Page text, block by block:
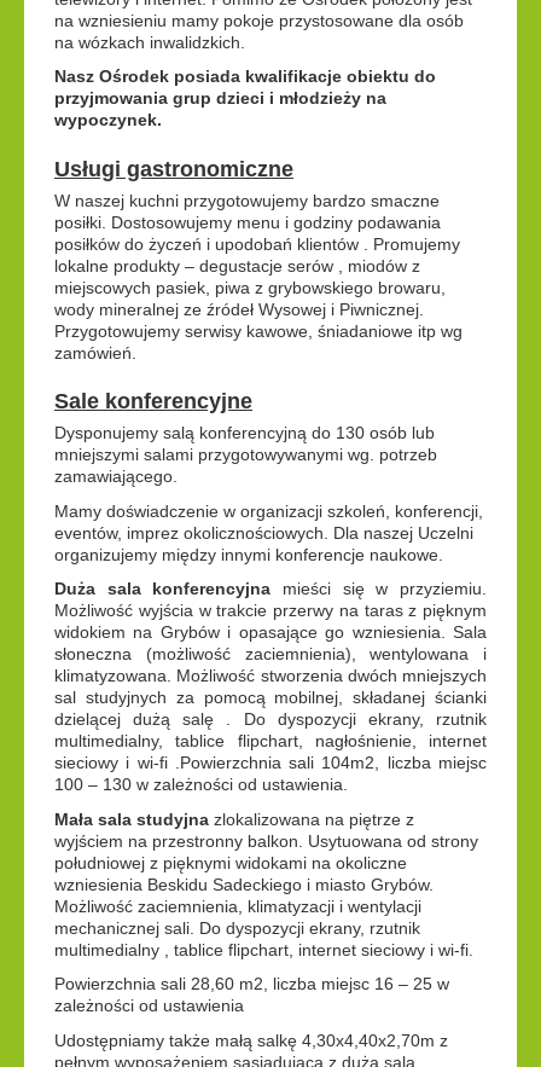
na wzniesieniu mamy pokoje przystosowane dla osób
na wózkach inwalidzkich.
Nasz Ośrodek posiada kwalifikacje obiektu do
przyjmowania grup dzieci i młodzieży na
wypoczynek.
Usługi gastronomiczne
W naszej kuchni przygotowujemy bardzo smaczne
posiłki. Dostosowujemy menu i godziny podawania
posiłków do życzeń i upodobań klientów . Promujemy
lokalne produkty – degustacje serów , miodów z
miejscowych pasiek, piwa z grybowskiego browaru,
wody mineralnej ze źródeł Wysowej i Piwnicznej.
Przygotowujemy serwisy kawowe, śniadaniowe itp wg
zamówień.
Sale konferencyjne
Dysponujemy salą konferencyjną do 130 osób lub
mniejszymi salami przygotowywanymi wg. potrzeb
zamawiającego.
Mamy doświadczenie w organizacji szkoleń, konferencji,
eventów, imprez okolicznościowych. Dla naszej Uczelni
organizujemy między innymi konferencje naukowe.
Duża sala konferencyjna mieści się w przyziemiu.
Możliwość wyjścia w trakcie przerwy na taras z pięknym
widokiem na Grybów i opasające go wzniesienia. Sala
słoneczna (możliwość zaciemnienia), wentylowana i
klimatyzowana. Możliwość stworzenia dwóch mniejszych
sal studyjnych za pomocą mobilnej, składanej ścianki
dzielącej dużą salę . Do dyspozycji ekrany, rzutnik
multimedialny, tablice flipchart, nagłośnienie, internet
sieciowy i wi-fi .Powierzchnia sali 104m2, liczba miejsc
100 – 130 w zależności od ustawienia.
Mała sala studyjna zlokalizowana na piętrze z
wyjściem na przestronny balkon. Usytuowana od strony
południowej z pięknymi widokami na okoliczne
wzniesienia Beskidu Sadeckiego i miasto Grybów.
Możliwość zaciemnienia, klimatyzacji i wentylacji
mechanicznej sali. Do dyspozycji ekrany, rzutnik
multimedialny , tablice flipchart, internet sieciowy i wi-fi.
Powierzchnia sali 28,60 m2, liczba miejsc 16 – 25 w
zależności od ustawienia
Udostępniamy także małą salkę 4,30x4,40x2,70m z
pełnym wyposażeniem sąsiadującą z dużą salą